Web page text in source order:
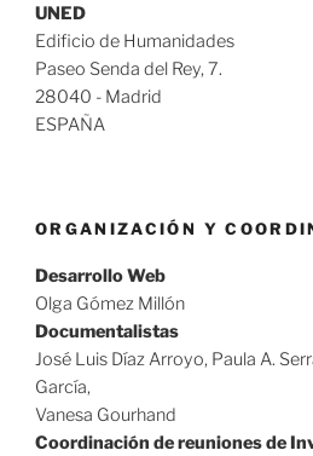
UNED
Edificio de Humanidades
Paseo Senda del Rey, 7.
28040 - Madrid
ESPAÑA
ORGANIZACIÓN Y
Desarrollo Web
Olga Gómez Millón
Documentalistas
José Luis Díaz Arroyo, Paula A.
García,
Vanesa Gourhand
Coordinación de reuniones de